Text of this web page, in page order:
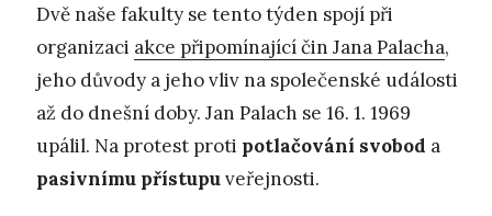
Dvě naše fakulty se tento týden spojí při
organizaci akce připomínající čin Jana Palacha,
jeho důvody a jeho vliv na společenské události
až do dnešní doby. Jan Palach se 16. 1. 1969
upálil. Na protest proti potlačování svobod a
pasivnímu přístupuveřejnosti.